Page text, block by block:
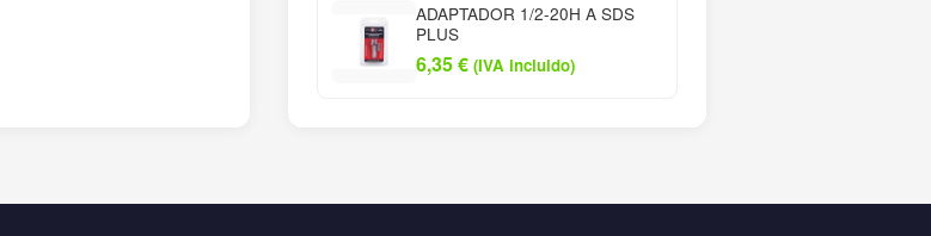
ADAPTADOR 1/2-20H A SDS
PLUS
6,35€ (IVA incluido)